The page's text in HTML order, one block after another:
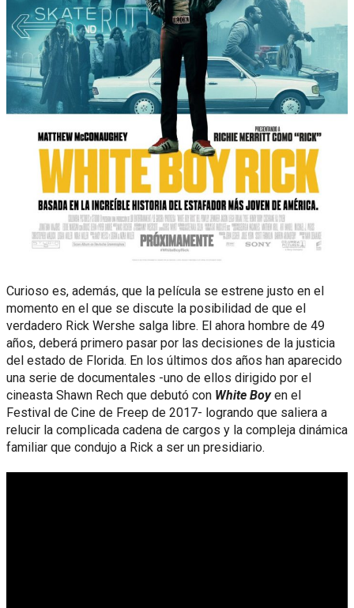
Curioso es, además, que la película se estrene justo en el
momento en el que se discute la posibilidad de que el
verdadero Rick Wershe salga libre. El ahora hombre de 49
años, deberá primero pasar por las decisiones de la justicia
del estado de Florida. En los últimos dos años han aparecido
una serie de documentales -uno de ellos dirigido por el
cineasta Shawn Rech que debutó con White Boyen el
Festival de Cine de Freep de 2017- logrando que saliera a
relucir la complicada cadena de cargos y la compleja dinámica
familiar que condujo a Rick a ser un presidiario.